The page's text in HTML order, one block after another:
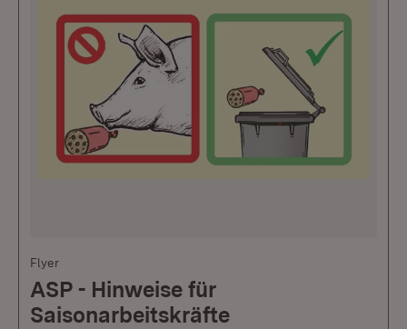
Flyer
ASP - Hinweise für
Saisonarbeitskräfte